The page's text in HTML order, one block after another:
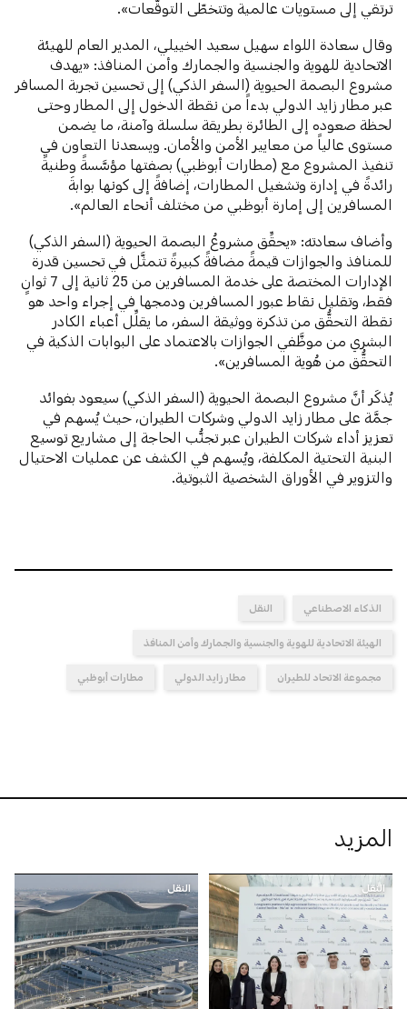
ترتقي إلى مستويات عالمية وتتخطّى التوقُّعات».
وقال سعادة اللواء سهيل سعيد الخييلي، المدير العام للهيئة
الاتحادية للهوية والجنسية والجمارك وأمن المنافذ: «يهدف
مشروع البصمة الحيوية (السفر الذكي) إلى تحسين تجربة المسافر
عبر مطار زايد الدولي بدءاً من نقطة الدخول إلى المطار وحتى
لحظة صعوده إلى الطائرة بطريقة سلسلة وآمنة، ما يضمن
مستوى عالياً من معايير الأمن والأمان. ويسعدنا التعاون في
تنفيذ المشروع مع (مطارات أبوظبي) بصفتها مؤسَّسةً وطنيةً
رائدةً في إدارة وتشغيل المطارات، إضافةً إلى كونها بوابةَ
المسافرين إلى إمارة أبوظبي من مختلف أنحاء العالم».
وأضاف سعادته: «يحقِّق مشروعُ البصمة الحيوية (السفر الذكي)
للمنافذ والجوازات قيمةً مضافةً كبيرةً تتمثَّل في تحسين قدرة
الإدارات المختصة على خدمة المسافرين من 25 ثانية إلى 7 ثوانٍ
فقط، وتقليل نقاط عبور المسافرين ودمجها في إجراء واحد هو
نقطة التحقُّق من تذكرة ووثيقة السفر، ما يقلِّل أعباء الكادر
البشري من موظَّفي الجوازات بالاعتماد على البوابات الذكية في
التحقُّق من هُوية المسافرين».
يُذكَر أنَّ مشروع البصمة الحيوية (السفر الذكي) سيعود بفوائد
جمَّة على مطار زايد الدولي وشركات الطيران، حيث يُسهم في
تعزيز أداء شركات الطيران عبر تجنُّب الحاجة إلى مشاريع توسيع
البنية التحتية المكلفة، ويُسهم في الكشف عن عمليات الاحتيال
والتزوير في الأوراق الشخصية الثبوتية.
الذكاء الاصطناعي النقل
الهيئة الاتحادية للهوية والجنسية والجمارك وأمن المنافذ
مجموعة الاتحاد للطيران مطار زايد الدولي مطارات أبوظبي
المزيد
النقل النقل